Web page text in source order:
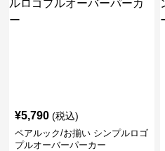
¥5,790 (税込)
ペアルック/お揃い シンプルロゴ
プルオーバーパーカー